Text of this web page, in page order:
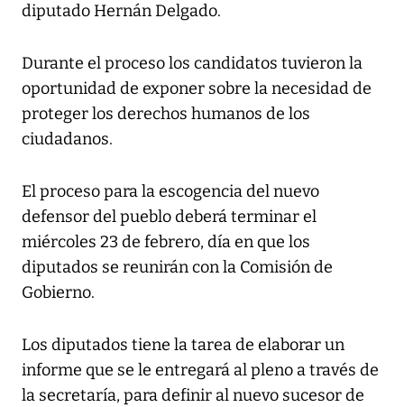
diputado Hernán Delgado.
Durante el proceso los candidatos tuvieron la
oportunidad de exponer sobre la necesidad de
proteger los derechos humanos de los
ciudadanos.
El proceso para la escogencia del nuevo
defensor del pueblo deberá terminar el
miércoles 23 de febrero, día en que los
diputados se reunirán con la Comisión de
Gobierno.
Los diputados tiene la tarea de elaborar un
informe que se le entregará al pleno a través de
la secretaría, para definir al nuevo sucesor de